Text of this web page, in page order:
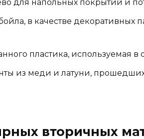
для напольных покрытий и
в качестве декоративных
пластика, используемая в
из меди и латуни,
вторичных